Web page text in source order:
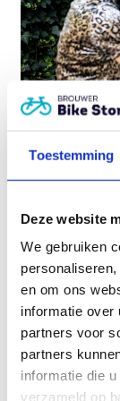
Toestemming
Deze website
We gebruiken
en om ons
informatie over
partners voor
partners
informatie die
verzameld op
verzekering
verplichte
derden is
is rond de
Opties
over:
Frame/
met
Kleur:
op
Plan